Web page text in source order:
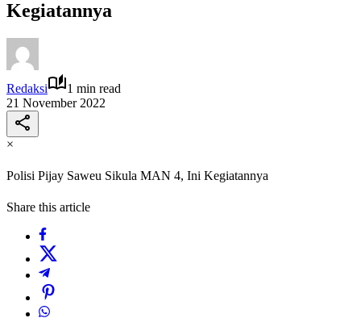
Kegiatannya
Redaksi
1 min read
21 November 2022
×
Polisi Pijay Saweu Sikula MAN 4, Ini Kegiatannya
Share this article